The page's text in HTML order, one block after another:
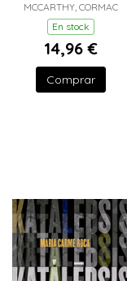
EN TAPA DURA)
MCCARTHY, CORMAC
En stock
14,96 €
Comprar